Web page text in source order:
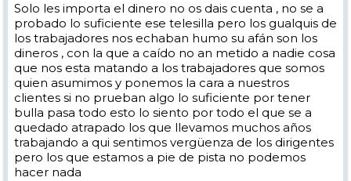
Solo les importa el dinero no os dais cuenta , no se a
probado lo suficiente ese telesilla pero los gualquis de
los trabajadores nos echaban humo su afán son los
dineros , con la que a caído no an metido a nadie cosa
que nos esta matando a los trabajadores que somos
quien asumimos y ponemos la cara a nuestros
clientes si no prueban algo lo suficiente por tener
bulla pasa todo esto lo siento por todo el que se a
quedado atrapado los que llevamos muchos años
trabajando a qui sentimos vergüenza de los dirigentes
pero los que estamos a pie de pista no podemos
hacer nada